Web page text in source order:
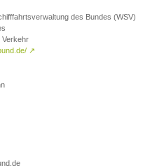
des Bundes (WSV)
Verkehr
↗